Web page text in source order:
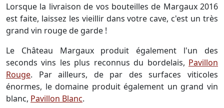
Lorsque la livraison de vos bouteilles de Margaux 2016
est faite, laissez les vieillir dans votre cave, c'est un très
grand vin rouge de garde !
Le Château Margaux produit également l'un des
seconds vins les plus reconnus du bordelais, Pavillon
Rouge. Par ailleurs, de par des surfaces viticoles
énormes, le domaine produit également un grand vin
blanc, Pavillon Blanc.